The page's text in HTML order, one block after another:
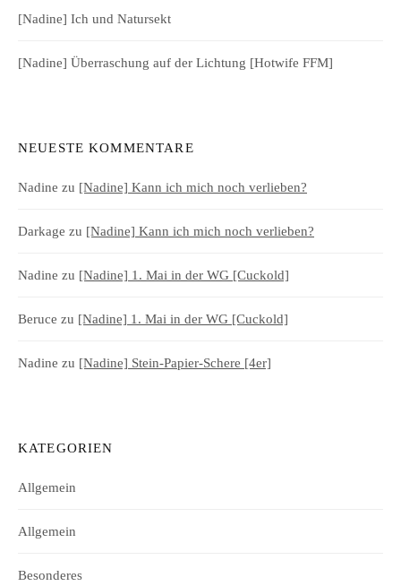
[Nadine] Ich und Natursekt
[Nadine] Überraschung auf der Lichtung [Hotwife FFM]
NEUESTE KOMMENTARE
Nadine zu [Nadine] Kann ich mich noch verlieben?
Darkage zu [Nadine] Kann ich mich noch verlieben?
Nadine zu [Nadine] 1. Mai in der WG [Cuckold]
Beruce zu [Nadine] 1. Mai in der WG [Cuckold]
Nadine zu [Nadine] Stein-Papier-Schere [4er]
KATEGORIEN
Allgemein
Allgemein
Besonderes